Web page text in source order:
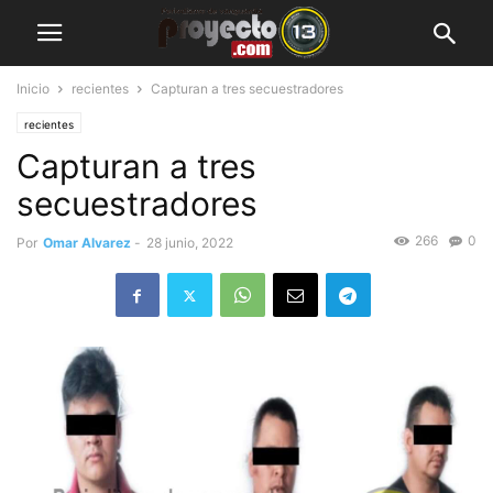
Inicio recientes Capturan a tres secuestradores
recientes
Capturan a tres
secuestradores
Por Omar Alvarez - 28 junio, 2022 0
266